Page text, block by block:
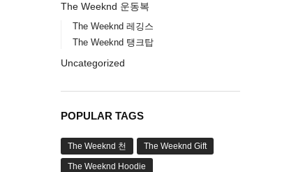
The Weeknd 운동복
The Weeknd 레깅스
The Weeknd 탱크탑
Uncategorized
POPULAR TAGS
The Weeknd 천 The Weeknd Gift
The Weeknd Hoodie